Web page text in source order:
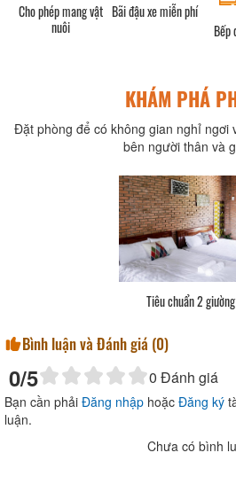
Cho phép mang vật
nuôi
Bãi đậu xe miễn phí
Bếp
KHÁM PHÁ
Đặt phòng để có không gian nghỉ ngơi
bên người thân và
Tiêu chuẩn 2
Bình luận và Đánh giá (0)
0/5 0 Đánh giá
Bạn cần phải Đăng nhập hoặc Đăng ký
luận.
Chưa có bình